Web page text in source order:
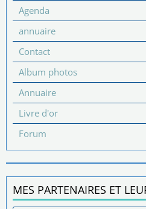
Agenda
annuaire
Contact
Album photos
Annuaire
Livre d'or
Forum
MES PARTENAIRES ET